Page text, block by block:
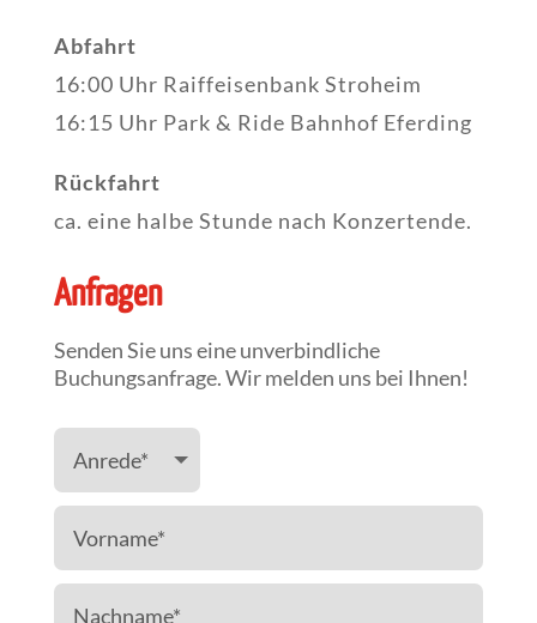
Abfahrt
16:00 Uhr Raiffeisenbank Stroheim
16:15 Uhr Park & Ride Bahnhof Eferding
Rückfahrt
ca. eine halbe Stunde nach Konzertende.
Anfragen
Senden Sie uns eine unverbindliche
Buchungsanfrage. Wir melden uns bei Ihnen!